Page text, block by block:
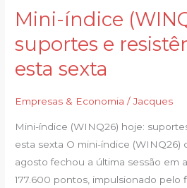
Mini-índice
suportes e
esta sexta
Empresas & Economia /Jacques
Mini-índice (WINQ26) hoje:
esta sexta O mini-índice (WINQ26)
agosto fechou a última sessão em
177.600 pontos, impulsionado pelo
Mini-
(WINQ26)
hoje:
e
resistências